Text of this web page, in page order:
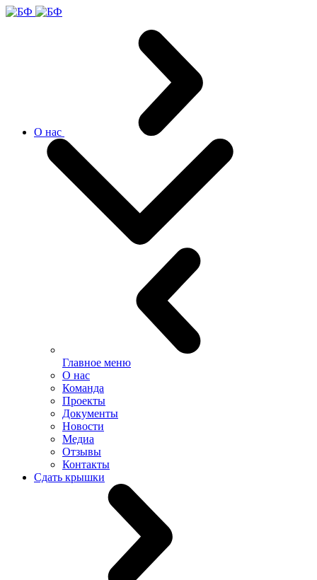
О нас
Главное меню
О нас
Команда
Проекты
Документы
Новости
Медиа
Отзывы
Контакты
Сдать крышки